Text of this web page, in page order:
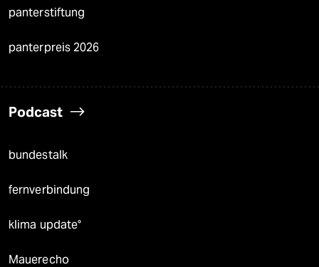
panterstiftung
panterpreis 2026
Podcast
bundestalk
fernverbindung
klima update°
Mauerecho